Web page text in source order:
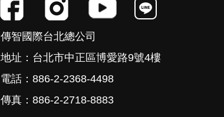
傳智國際台北總公司
地址：台北市中正區博愛路9號4樓
電話：886-2-2368-4498
傳真：886-2-2718-8883